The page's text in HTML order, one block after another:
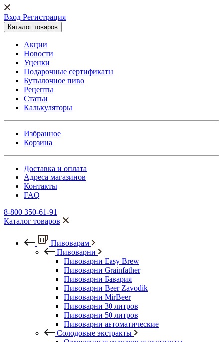
Вход Регистрация
Каталог товаров
Акции
Новости
Уценки
Подарочные сертификаты
Бутылочное пиво
Рецепты
Статьи
Калькуляторы
Избранное
Корзина
Доставка и оплата
Адреса магазинов
Контакты
FAQ
8-800 350-61-91
Каталог товаров
Пивоварам
Пивоварни
Пивоварни Easy Brew
Пивоварни Grainfather
Пивоварни Бавария
Пивоварни Beer Zavodik
Пивоварни MirBeer
Пивоварни 30 литров
Пивоварни 50 литров
Пивоварни автоматические
Солодовые экстракты